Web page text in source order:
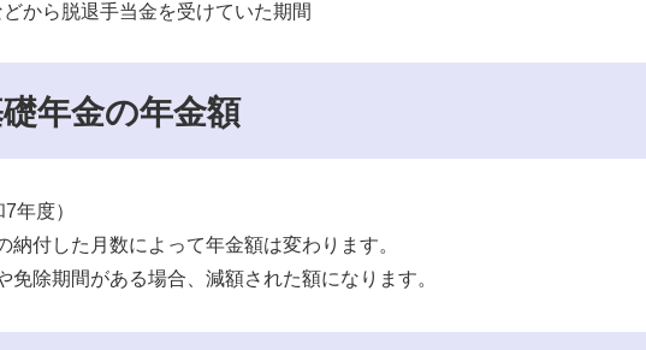
から脱退手当金を受けていた期間
年金の年金額
年度）
納付した月数によって年金額は変わります。
免除期間がある場合、減額された額になります。